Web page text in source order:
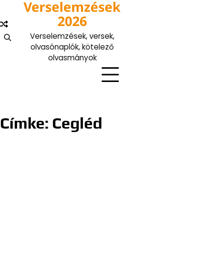
content
Verselemzések
2026
Verselemzések, versek,
olvasónaplók, kötelező
olvasmányok
Címke: Cegléd